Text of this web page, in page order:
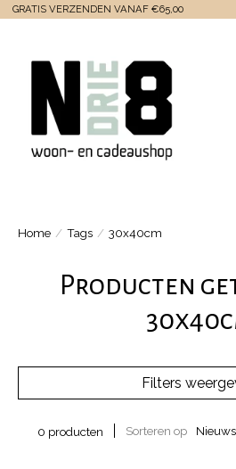
GRATIS VERZENDEN VANAF €65,00
Home / Tags / 30x40cm
Producten
Filters
0 producten Sorteren op